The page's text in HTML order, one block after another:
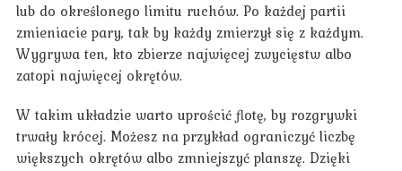
lub do określonego limitu ruchów. Po każdej partii
zmieniacie pary, tak by każdy zmierzył się z każdym.
Wygrywa ten, kto zbierze najwięcej zwycięstw albo
zatopi najwięcej okrętów.
W takim układzie warto uprościć flotę, by rozgrywki
trwały krócej. Możesz na przykład ograniczyć liczbę
większych okrętów albo zmniejszyć planszę. Dzięki